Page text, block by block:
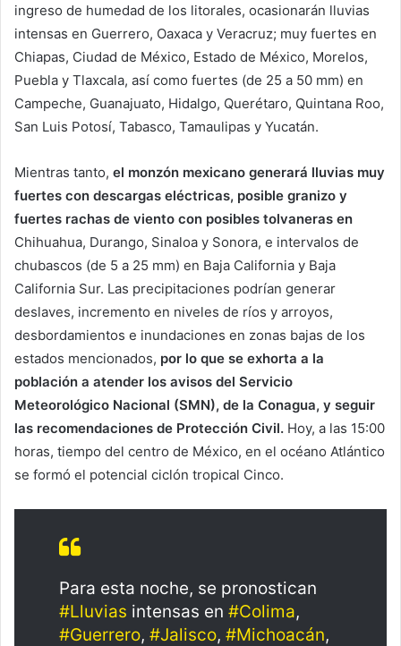
ingreso de humedad de los litorales, ocasionarán lluvias
intensas en Guerrero, Oaxaca y Veracruz; muy fuertes en
Chiapas, Ciudad de México, Estado de México, Morelos,
Puebla y Tlaxcala, así como fuertes (de 25 a 50 mm) en
Campeche, Guanajuato, Hidalgo, Querétaro, Quintana Roo,
San Luis Potosí, Tabasco, Tamaulipas y Yucatán.
Mientras tanto, el monzón mexicano generará lluvias muy
fuertes con descargas eléctricas, posible granizo y
fuertes rachas de viento con posibles tolvaneras en
Chihuahua, Durango, Sinaloa y Sonora, e intervalos de
chubascos (de 5 a 25 mm) en Baja California y Baja
California Sur. Las precipitaciones podrían generar
deslaves, incremento en niveles de ríos y arroyos,
desbordamientos e inundaciones en zonas bajas de los
estados mencionados, por lo que se exhorta a la
población a atender los avisos del Servicio
Meteorológico Nacional (SMN), de la Conagua, y seguir
las recomendaciones de Protección Civil. Hoy, a las 15:00
horas, tiempo del centro de México, en el océano Atlántico
se formó el potencial ciclón tropical Cinco.
Para esta noche, se pronostican
#Lluvias intensas en #Colima,
#Guerrero, #Jalisco, #Michoacán,